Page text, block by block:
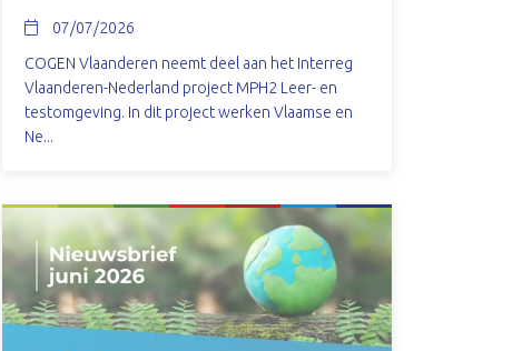
07/07/2026
COGEN Vlaanderen neemt deel aan het Interreg
Vlaanderen-Nederland project MPH2 Leer- en
testomgeving. In dit project werken Vlaamse en
Ne...